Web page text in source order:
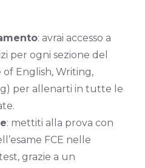
: avrai accesso a
per ogni sezione del
of English, Writing,
per allenarti in tutte le
: mettiti alla prova con
FCE nelle
grazie a un